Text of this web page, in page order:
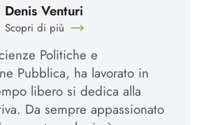
Denis Venturi
Scopri di più
Politiche e
Pubblica, ha lavorato in
libero si dedica alla
Da sempre appassionato